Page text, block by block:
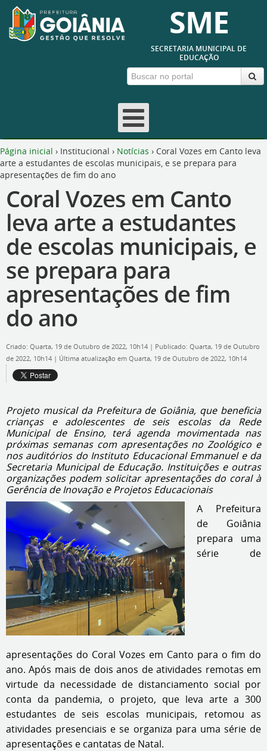
SME
SECRETARIA MUNICIPAL DE
EDUCAÇÃO
Página inicial › Institucional › Notícias › Coral Vozes em Canto leva
arte a estudantes de escolas municipais, e se prepara para
apresentações de fim do ano
Coral Vozes em Canto
leva arte a estudantes
de escolas municipais, e
se prepara para
apresentações de fim
do ano
Criado: Quarta, 19 de Outubro de 2022, 10h14 | Publicado: Quarta, 19 de Outubro
de 2022, 10h14 | Última atualização em Quarta, 19 de Outubro de 2022, 10h14
Projeto musical da Prefeitura de Goiânia, que beneficia
crianças e adolescentes de seis escolas da Rede
Municipal de Ensino, terá agenda movimentada nas
próximas semanas com apresentações no Zoológico e
nos auditórios do Instituto Educacional Emmanuel e da
Secretaria Municipal de Educação. Instituições e outras
organizações podem solicitar apresentações do coral à
Gerência de Inovação e Projetos Educacionais
A Prefeitura
de Goiânia
prepara uma
série de
apresentações do Coral Vozes em Canto para o fim do
ano. Após mais de dois anos de atividades remotas em
virtude da necessidade de distanciamento social por
conta da pandemia, o projeto, que leva arte a 300
estudantes de seis escolas municipais, retomou as
atividades presenciais e se organiza para uma série de
apresentações e cantatas de Natal.